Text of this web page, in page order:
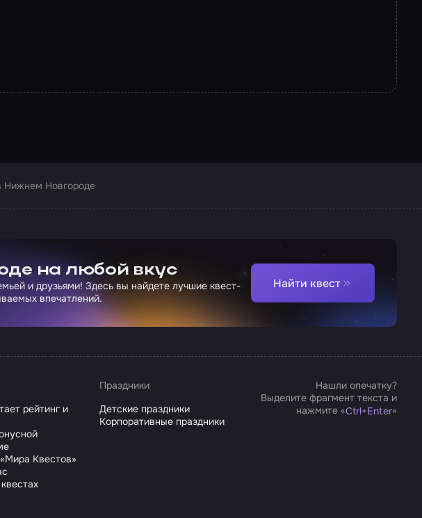
Нижнем Новгороде
на любой вкус
и друзьями! Здесь вы найдете лучшие квест-
впечатлений.
Найти квест
рейтинг и
Квестов»
Праздники
Детские праздники
Корпоративные праздники
Нашли опечатку?
Выделите фрагмент текста и
нажмите «Ctrl+Enter»